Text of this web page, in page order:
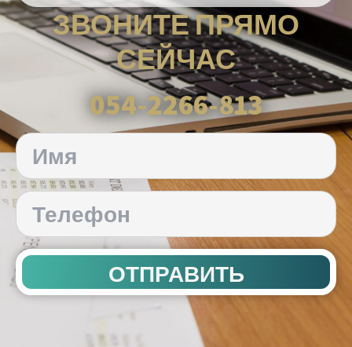
ЗВОНИТЕ ПРЯМО
СЕЙЧАС
054-2266-813
ОТПРАВИТЬ